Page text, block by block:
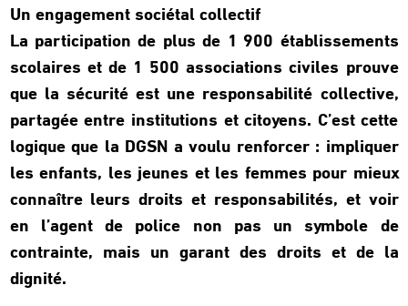
Un engagement sociétal collectif
La participation de plus de 1 900 établissements
scolaires et de 1 500 associations civiles prouve
que la sécurité est une responsabilité collective,
partagée entre institutions et citoyens. C’est cette
logique que la DGSN a voulu renforcer : impliquer
les enfants, les jeunes et les femmes pour mieux
connaître leurs droits et responsabilités, et voir
en l’agent de police non pas un symbole de
contrainte, mais un garant des droits et de la
dignité.